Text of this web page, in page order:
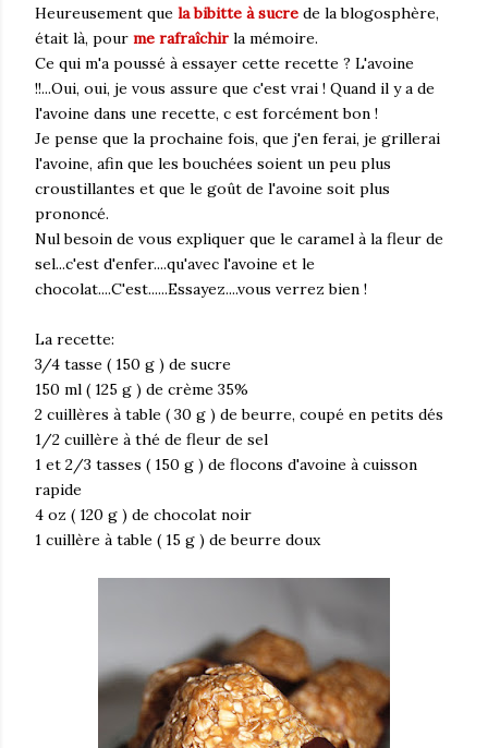
Heureusement que la bibitte à sucre de la blogosphère,
était là, pour me rafraîchir la mémoire.
Ce qui m'a poussé à essayer cette recette ? L'avoine
!!...Oui, oui, je vous assure que c'est vrai ! Quand il y a de
l'avoine dans une recette, c est forcément bon !
Je pense que la prochaine fois, que j'en ferai, je grillerai
l'avoine, afin que les bouchées soient un peu plus
croustillantes et que le goût de l'avoine soit plus
prononcé.
Nul besoin de vous expliquer que le caramel à la fleur de
sel...c'est d'enfer....qu'avec l'avoine et le
chocolat....C'est......Essayez....vous verrez bien !
La recette:
3/4 tasse ( 150 g ) de sucre
150 ml ( 125 g ) de crème 35%
2 cuillères à table ( 30 g ) de beurre, coupé en petits dés
1/2 cuillère à thé de fleur de sel
1 et 2/3 tasses ( 150 g ) de flocons d'avoine à cuisson
rapide
4 oz ( 120 g ) de chocolat noir
1 cuillère à table ( 15 g ) de beurre doux